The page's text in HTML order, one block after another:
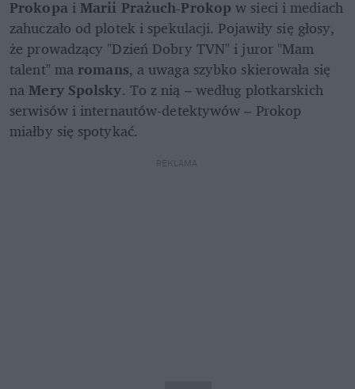
Prokopa i Marii Prażuch-Prokop w sieci i mediach
zahuczało od plotek i spekulacji. Pojawiły się głosy,
że prowadzący "Dzień Dobry TVN" i juror "Mam
talent" ma romans, a uwaga szybko skierowała się
na Mery Spolsky. To z nią – według plotkarskich
serwisów i internautów-detektywów – Prokop
miałby się spotykać.
REKLAMA